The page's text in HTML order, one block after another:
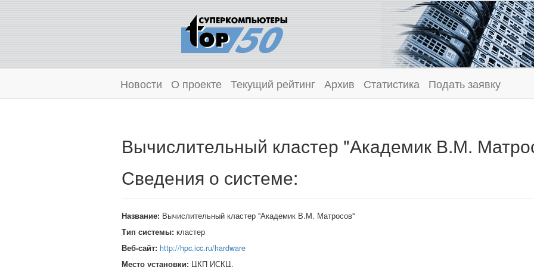
Новости О проекте Текущий рейтинг Архив Статистика Подать заявку
Вычислительный кластер "Академик В.М.
Сведения о системе:
Название: Вычислительный кластер "Академик В.М. Матросов"
Тип системы: кластер
Веб-сайт: http://hpc.icc.ru/hardware
Место установки: ЦКП ИСКЦ,